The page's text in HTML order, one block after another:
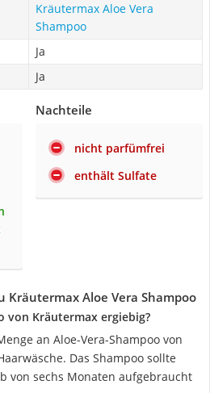
Kräutermax Aloe Vera
Shampoo
Ja
Ja
Nachteile
nicht parfümfrei
enthält Sulfate
Kräutermax Aloe Vera Shampoo
von Kräutermax ergiebig?
an Aloe-Vera-Shampoo von
Das Shampoo sollte
von sechs Monaten aufgebraucht